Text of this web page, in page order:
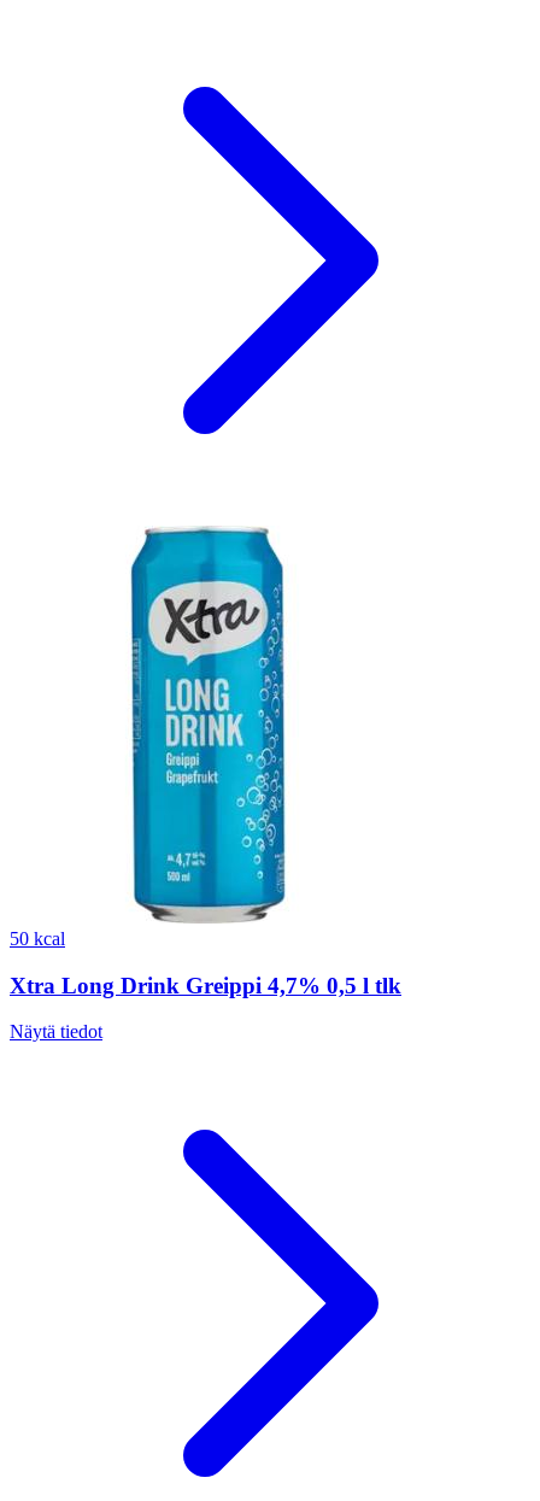
50 kcal
Xtra Long Drink Greippi 4,7% 0,5 l tlk
Näytä tiedot